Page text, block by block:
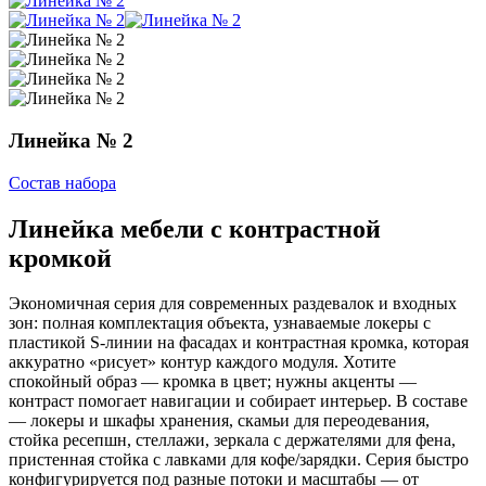
Линейка № 2
Состав набора
Линейка мебели с контрастной
кромкой
Экономичная серия для современных раздевалок и входных
зон: полная комплектация объекта, узнаваемые локеры с
пластикой S‑линии на фасадах и контрастная кромка, которая
аккуратно «рисует» контур каждого модуля. Хотите
спокойный образ — кромка в цвет; нужны акценты —
контраст помогает навигации и собирает интерьер. В составе
— локеры и шкафы хранения, скамьи для переодевания,
стойка ресепшн, стеллажи, зеркала с держателями для фена,
пристенная стойка с лавками для кофе/зарядки. Серия быстро
конфигурируется под разные потоки и масштабы — от